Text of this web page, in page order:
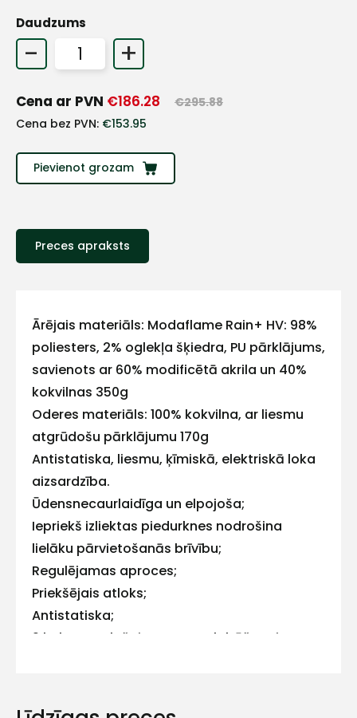
Daudzums
- +
Cena ar PVN €186.28 €295.88
Cena bez PVN: €153.95
Pievienot grozam
Preces apraksts
Ārējais materiāls: Modaflame Rain+ HV: 98%
poliesters, 2% oglekļa šķiedra, PU pārklājums,
savienots ar 60% modificētā akrila un 40%
kokvilnas 350g
Oderes materiāls: 100% kokvilna, ar liesmu
atgrūdošu pārklājumu 170g
Antistatiska, liesmu, ķīmiskā, elektriskā loka
aizsardzība.
Ūdensnecaurlaidīga un elpojoša;
Iepriekš izliektas piedurknes nodrošina
lielāku pārvietošanās brīvību;
Regulējamas aproces;
Priekšējais atloks;
Antistatiska;
9 kabatas plašai mantu uzglabāšanai
Līmētas šuves, lai nodrošinātu papildu
Sazinies
ar
Atbildēsim
pēc
iespējas
ātrāk
Vārds
+